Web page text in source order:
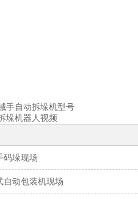
手自动拆垛机型号
垛机器人视频
码垛现场
自动包装机现场